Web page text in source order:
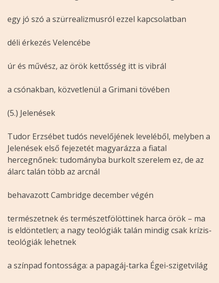
egy jó szó a szürrealizmusról ezzel kapcsolatban
déli érkezés Velencébe
úr és művész, az örök kettősség itt is vibrál
a csónakban, közvetlenül a Grimani tövében
(5.) Jelenések
Tudor Erzsébet tudós nevelőjének leveléből, melyben a
Jelenések első fejezetét magyarázza a fiatal
hercegnőnek: tudományba burkolt szerelem ez, de az
álarc talán több az arcnál
behavazott Cambridge december végén
természetnek és természetfölöttinek harca örök – ma
is eldöntetlen; a nagy teológiák talán mindig csak krízis-
teológiák lehetnek
a színpad fontossága: a papagáj-tarka Égei-szigetvilág